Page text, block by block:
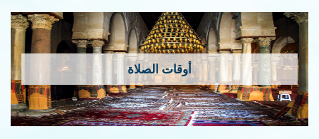
أوقات الصلاة